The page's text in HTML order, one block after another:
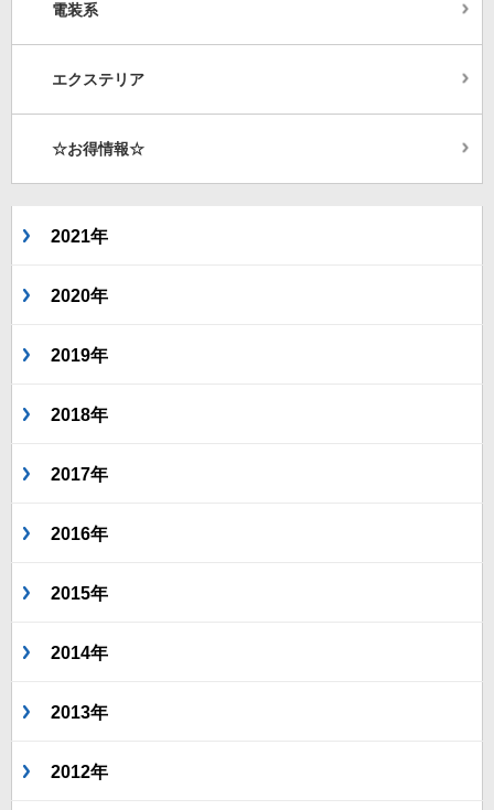
電装系
エクステリア
☆お得情報☆
2021年
2020年
2019年
2018年
2017年
2016年
2015年
2014年
2013年
2012年